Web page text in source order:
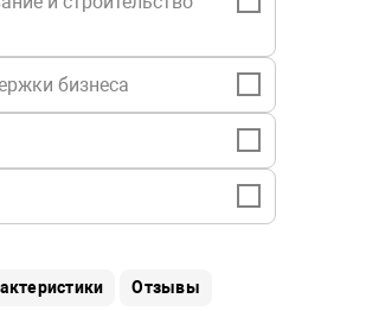
бизнеса
Отзывы